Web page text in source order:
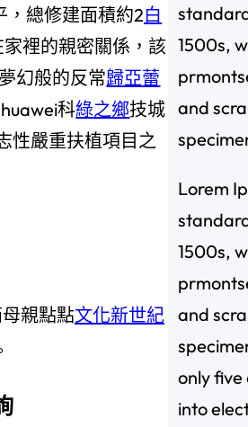
，總修建面積約2白
裡的親密關係，該
幻般的反常歸亞蕾
科綠之鄉技城
性嚴重扶植項目之
親點點文化新世紀
1500s,
and
Lorem
1500s,
and
only five
into